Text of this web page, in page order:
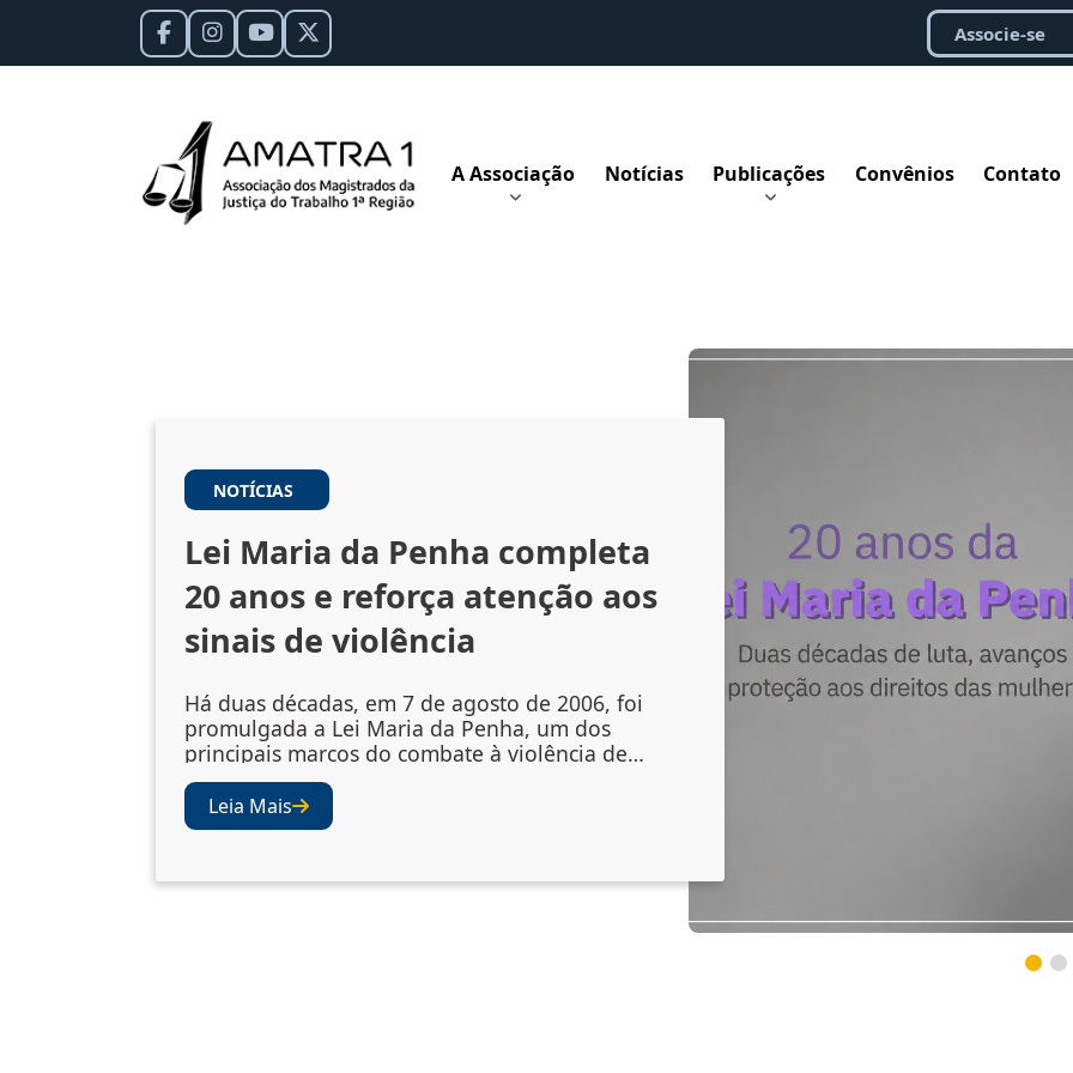
Associe-se
A Associação Notícias Publicações Convênios Contato
NOTÍCIAS
Lei Maria da Penha completa
20 anos e reforça atenção aos
sinais de violência
Há duas décadas, em 7 de agosto de 2006, foi
promulgada a Lei Maria da Penha, um dos
principais marcos do combate à violência de
gênero no Brasil. A legislação ampliou os
mecanismos de prevenção, acolhimento das
vítimas e punição dos agressores, mas também
para a importância de se atentar aos sinais de
Leia Mais